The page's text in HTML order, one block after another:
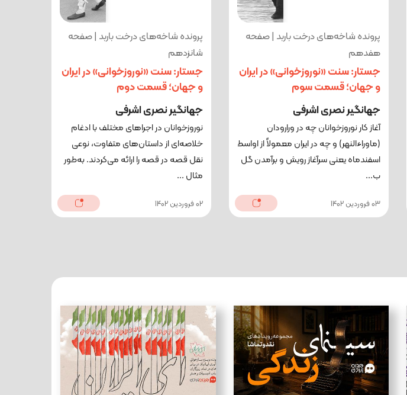
پرونده شاخه‌های درخت باربد | صفحه
هفدهم
جستار: سنت «نوروزخوانی» در ایران
و جهان؛ قسمت سوم
جهانگیر نصری اشرفی
آغاز کار نوروزخوانان چه در ورارودان
(ماوراءالنهر) و چه در ایران معمولاً از اواسط
اسفندماه یعنی سرآغاز رویش و برآمدن گل
ب...
03 فروردین 1402
پرونده شاخه‌های درخت باربد | صفحه
شانزدهم
جستار: سنت «نوروزخوانی» در ایران
و جهان؛ قسمت دوم
جهانگیر نصری اشرفی
نوروزخوانان در اجراهای مختلف با ادغام
خلاصه‌ای از داستان‌های متفاوت، نوعی
نقل قصه در قصه را ارائه می‌کردند. به‌طور
مثال ...
02 فروردین 1402